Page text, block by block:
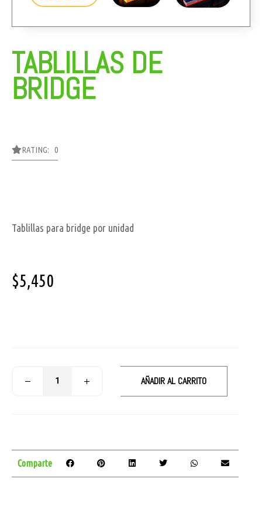
TABLILLAS DE
BRIDGE
RATING: 0
Tablillas para bridge por unidad
$5,450
AÑADIR AL CARRITO
Comparte